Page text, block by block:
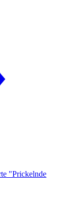
"Prickelnde